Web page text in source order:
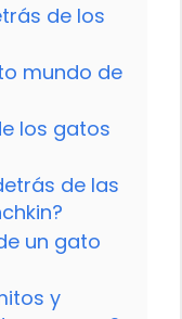
de los
mundo de
los gatos
de las
un gato
y